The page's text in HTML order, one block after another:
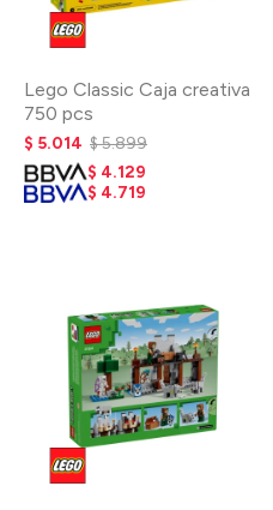
Lego Classic Caja creativa
750 pcs
$ 5.014 $5.899
$ 4.129
$ 4.719